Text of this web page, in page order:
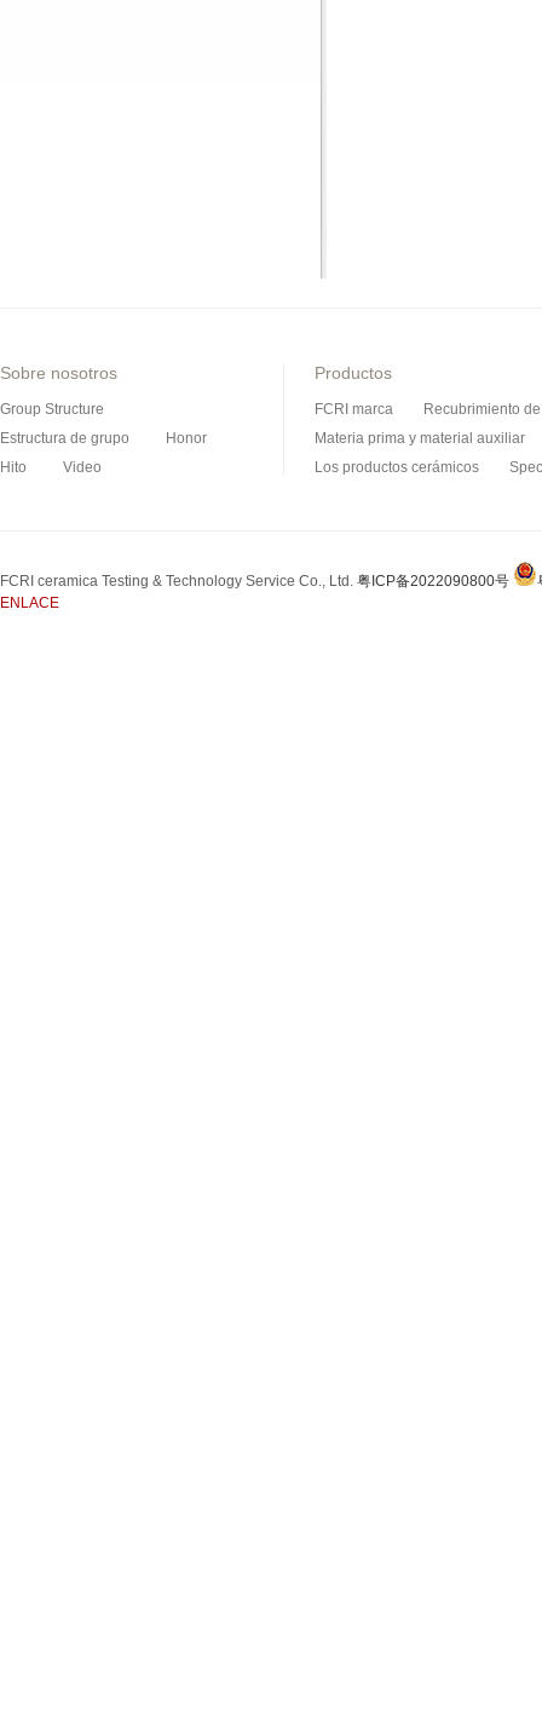
Sobre nosotros
Group Structure
Estructura de grupo
Honor
Hito
Video
Productos
FCRI marca
Recubrimiento
Materia prima y material auxiliar
Los productos cerámicos
FCRI ceramica Testing & Technology Service Co., Ltd. 粤ICP备2022090800号
ENLACE